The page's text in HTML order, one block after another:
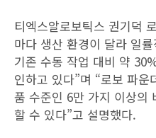
티엑스알로보틱스 권기덕
마다 생산 환경이 달라 일
기존 수동 작업 대비 약
인하고 있다”며 “로보 파
품 수준인 6만 가지 이상의
할 수 있다”고 설명했다.